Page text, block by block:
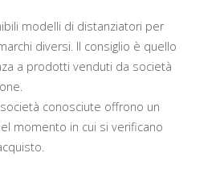
modelli di distanziatori per
diversi. Il consiglio è quello
a prodotti venduti da società
conosciute offrono un
momento in cui si verificano